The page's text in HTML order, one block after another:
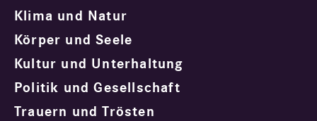
Klima und Natur
Körper und Seele
Kultur und Unterhaltung
Politik und Gesellschaft
Trauern und Trösten